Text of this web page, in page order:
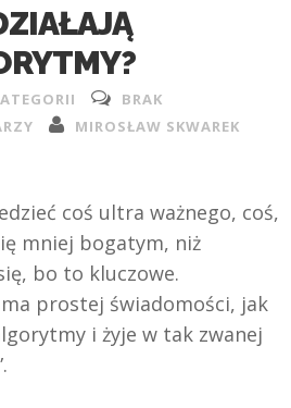
BRAK
MIROSŁAW SKWAREK
coś ultra ważnego, coś,
mniej bogatym, niż
bo to kluczowe.
prostej świadomości, jak
i żyje w tak zwanej